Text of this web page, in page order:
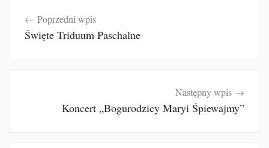
wpisuPoprzedni wpis
Święte Triduum Paschalne
Następny wpis
Koncert „Bogurodzicy Maryi Śpiewajmy”